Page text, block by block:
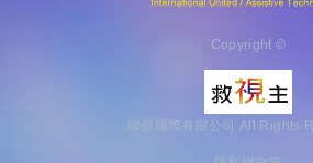
Copyright ©
聯郃國際有限公司 All Rights